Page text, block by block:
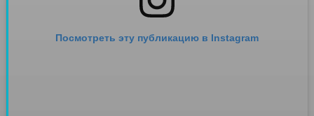
Посмотреть эту публикацию в Instagram